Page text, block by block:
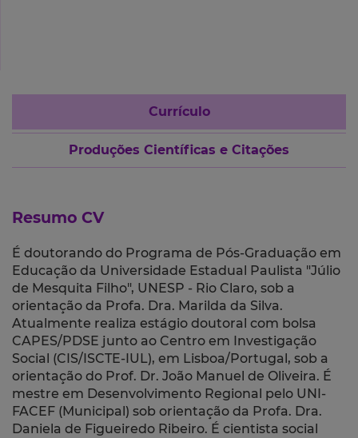
Currículo
Produções Científicas e Citações
Resumo CV
É doutorando do Programa de Pós-Graduação em
Educação da Universidade Estadual Paulista "Júlio
de Mesquita Filho", UNESP - Rio Claro, sob a
orientação da Profa. Dra. Marilda da Silva.
Atualmente realiza estágio doutoral com bolsa
CAPES/PDSE junto ao Centro em Investigação
Social (CIS/ISCTE-IUL), em Lisboa/Portugal, sob a
orientação do Prof. Dr. João Manuel de Oliveira. É
mestre em Desenvolvimento Regional pelo UNI-
FACEF (Municipal) sob orientação da Profa. Dra.
Daniela de Figueiredo Ribeiro. É cientista social